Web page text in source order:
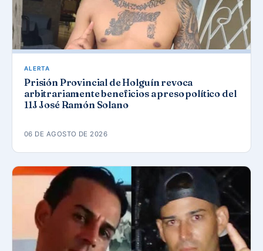
ALERTA
Prisión Provincial de Holguín revoca
arbitrariamente beneficios a preso político del
11J José Ramón Solano
06 DE AGOSTO DE 2026